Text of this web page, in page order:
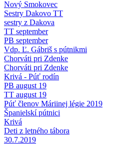
Nový Smokovec
Sestry Dakovo TT
sestry z Dakova
TT september
PB september
Vdp. Ľ. Gábriš s pútnikmi
Chorváti pri Zdenke
Chorváti pri Zdenke
Krivá - Púť rodín
PB august 19
TT august 19
Púť členov Máriinej légie 2019
Španielskí pútnici
Krivá
Deti z letného tábora
30.7.2019